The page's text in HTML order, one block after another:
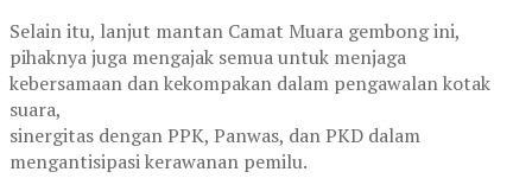
Selain itu, lanjut mantan Camat Muara gembong ini,
pihaknya juga mengajak semua untuk menjaga
kebersamaan dan kekompakan dalam pengawalan kotak
suara,
sinergitas dengan PPK, Panwas, dan PKD dalam
mengantisipasi kerawanan pemilu.